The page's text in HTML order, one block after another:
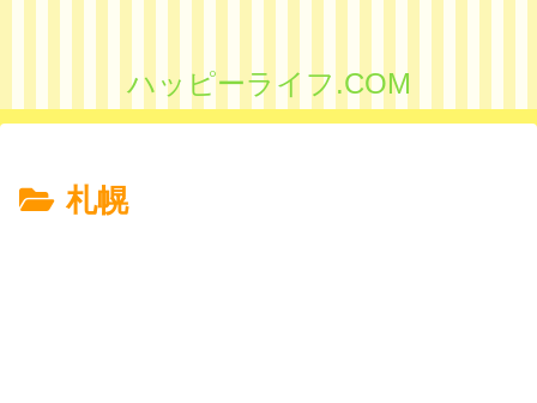
ハッピーライフ.COM
札幌